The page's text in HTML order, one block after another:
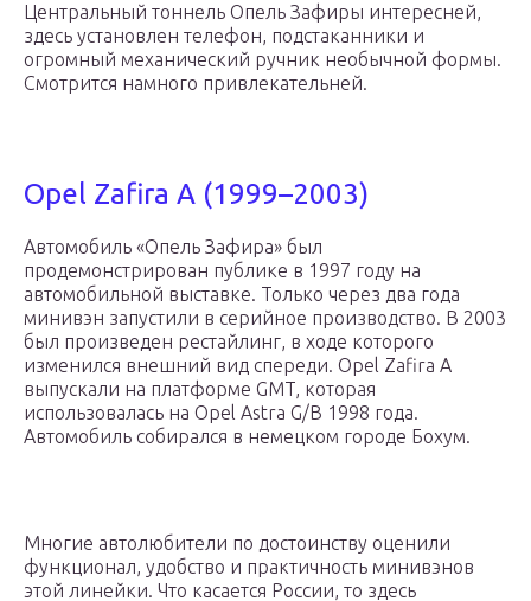
Центральный тоннель Опель Зафиры интересней,
здесь установлен телефон, подстаканники и
огромный механический ручник необычной формы.
Смотрится намного привлекательней.
Opel Zafira A (1999–2003)
Автомобиль «Опель Зафира» был
продемонстрирован публике в 1997 году на
автомобильной выставке. Только через два года
минивэн запустили в серийное производство. В 2003
был произведен рестайлинг, в ходе которого
изменился внешний вид спереди. Opel Zafira A
выпускали на платформе GMT, которая
использовалась на Opel Astra G/B 1998 года.
Автомобиль собирался в немецком городе Бохум.
Многие автолюбители по достоинству оценили
функционал, удобство и практичность минивэнов
этой линейки. Что касается России, то здесь